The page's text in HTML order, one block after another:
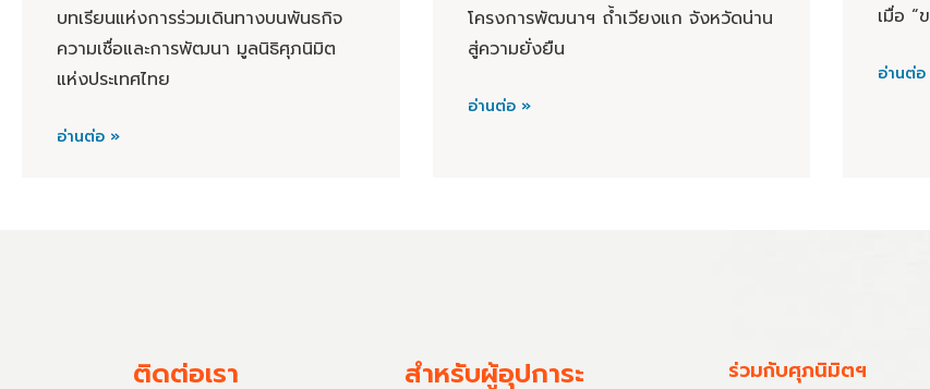
บทเรียนแห่งการร่วมเดินทางบนพันธกิจ
ความเชื่อและการพัฒนา มูลนิธิศุภนิมิต
แห่งประเทศไทย
อ่านต่อ »
โครงการพัฒนาฯ ถ้ำเวียงแก จังหวัดน่าน
สู่ความยั่งยืน
อ่านต่อ »
เมื่อ “
อ่านต่
ติดต่อเรา สำหรับผู้อุปการะ ร่วมกับศุภนิมิตฯ